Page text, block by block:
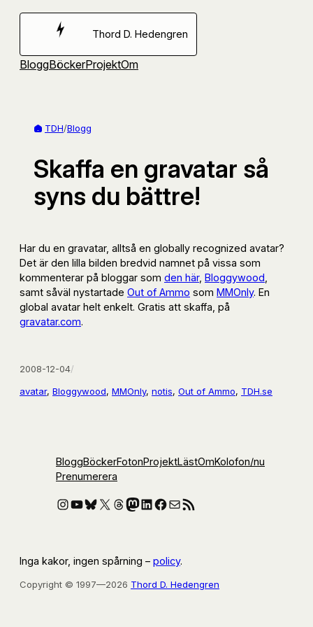
Hoppa
Thord D. Hedengren
BloggBöckerProjektOm
TDH/Blogg
Skaffa en gravatar så
syns du bättre!
Har du en gravatar, alltså en globally recognized avatar?
Det är den lilla bilden bredvid namnet på vissa som
kommenterar på bloggar som den här, Bloggywood
samt såväl nystartade Out of Ammo som MMOnly. En
global avatar helt enkelt. Gratis att skaffa, på
gravatar.com.
2008-12-04/
avatar, Bloggywood, MMOnly, notis, Out of Ammo, TDH.se
BloggBöckerFotonProjektLästOmKolofon/nu
Prenumerera
Instagram
YouTube
Bluesky
X Threads
Mastodon
LinkedIn
Facebook
E-postRSS-flöde
Inga kakor, ingen spårning – policy.
Copyright © 1997—2026 Thord D. Hedengren